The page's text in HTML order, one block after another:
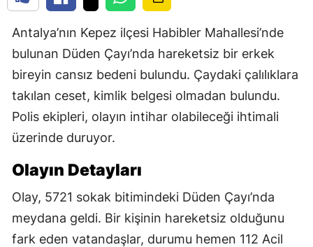
Antalya’nın Kepez ilçesi Habibler Mahallesi’nde
bulunan Düden Çayı’nda hareketsiz bir erkek
bireyin cansız bedeni bulundu. Çaydaki çalılıklara
takılan ceset, kimlik belgesi olmadan bulundu.
Polis ekipleri, olayın intihar olabileceği ihtimali
üzerinde duruyor.
Olayın Detayları
Olay, 5721 sokak bitimindeki Düden Çayı’nda
meydana geldi. Bir kişinin hareketsiz olduğunu
fark eden vatandaşlar, durumu hemen 112 Acil